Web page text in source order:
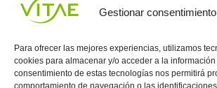
Gestionar consentimiento
Para ofrecer las mejores experiencias, utilizamos
cookies para almacenar y/o acceder a la información
consentimiento de estas tecnologías nos permitirá
comportamiento de navegación o las
UNIRME